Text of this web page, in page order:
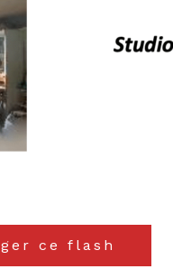
ce flash